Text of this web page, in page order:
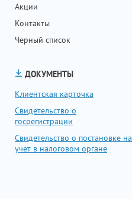
Акции
Контакты
Черный список
ДОКУМЕНТЫ
Клиентская карточка
Свидетельство о
госрегистрации
Свидетельство о постановке на
учет в налоговом органе